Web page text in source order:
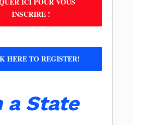
INSCRIRE !
HERE TO REGISTER!
a State